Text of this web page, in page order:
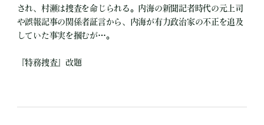
され、村瀬は捜査を命じられる。内海の新聞記者時代の元上司
や誤報記事の関係者証言から、内海が有力政治家の不正を追及
していた事実を摑むが…。
『特務捜査』改題